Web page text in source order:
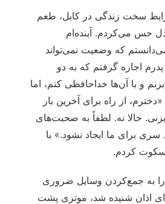
سخت زندگی در کابل، طعم
دل حس می‌کردم. آینده‌ام
که وضعیت نمی‌تواند
پدرم اجازه گرفتم که به دو
و با آن‌ها خداحافظی کنم، اما
از راه برای آخرین بار
حالا نه. لطفاً به صحبت‌های
برای‌ ما ایجاد نشود.» با
کردم.
را به جمع‌کردن وسایل ضروری
اذان شنیده شد، موتری پشت